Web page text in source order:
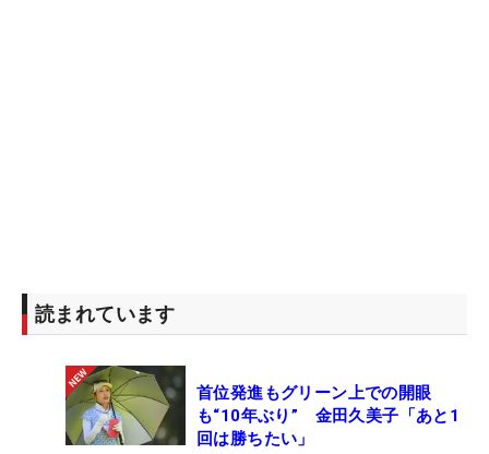
読まれています
首位発進もグリーン上での開眼
も“10年ぶり” 金田久美子「あと1
回は勝ちたい」